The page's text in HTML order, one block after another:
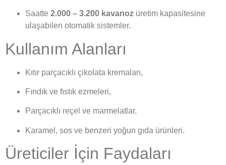
Saatte 2.000 – 3.200 kavanoz üretim kapasitesine
ulaşabilen otomatik sistemler.
Kullanım Alanları
Kıtır parçacıklı çikolata kremaları,
Fındık ve fıstık ezmeleri,
Parçacıklı reçel ve marmelatlar,
Karamel, sos ve benzeri yoğun gıda ürünleri.
Üreticiler İçin Faydaları